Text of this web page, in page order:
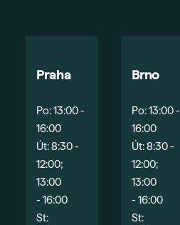
Praha
Po: 13:00 -
16:00
Út: 8:30 -
12:00;
13:00
- 16:00
St:
Brno
Po: 13:00 -
16:00
Út: 8:30 -
12:00;
13:00
- 16:00
St: